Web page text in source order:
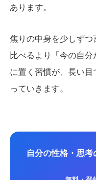
あります。
焦りの中身を少しず
比べるより「今の自
に置く習慣が、長い
っていきます。
自分の性格・思